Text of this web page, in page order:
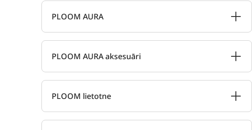
PLOOM AURA
PLOOM AURA aksesuāri
PLOOM lietotne